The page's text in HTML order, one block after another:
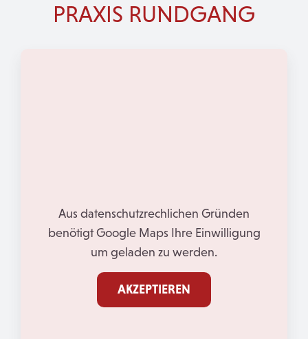
PRAXIS RUNDGANG
Aus datenschutzrechlichen Gründen
benötigt Google Maps Ihre Einwilligung
um geladen zu werden.
AKZEPTIEREN